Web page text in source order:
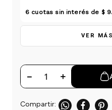
Sanitizantes
Secadores
6 cuotas sin interés de $
VER
＋
－